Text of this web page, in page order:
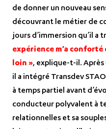
de donner un nouveau
découvrant le métier de
jours d’immersion qu’il a
expérience m’a conforté
loin », explique-t-il.
il a intégré Transdev
à temps partiel avant
conducteur polyvalent à
relationnelles et sa